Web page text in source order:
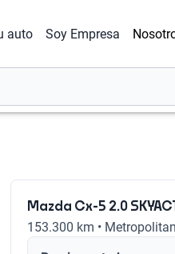
auto Soy Empresa
Mazda Cx-5 2.0
153.300 km •